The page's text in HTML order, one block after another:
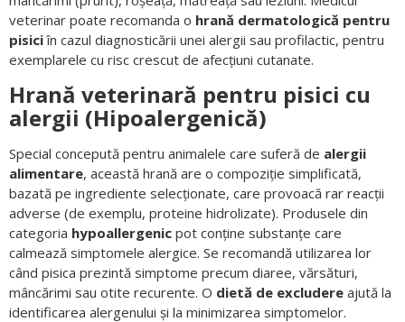
veterinar poate recomanda o hrană dermatologică pentru
pisiciîn cazul diagnosticării unei alergii sau profilactic, pentru
exemplarele cu risc crescut de afecțiuni cutanate.
Hrană veterinară pentru pisici cu
alergii (Hipoalergenică)
Special concepută pentru animalele care suferă de alergii
alimentare, această hrană are o compoziție simplificată,
bazată pe ingrediente selecționate, care provoacă rar reacții
adverse (de exemplu, proteine hidrolizate). Produsele din
categoria hypoallergenic pot conține substanțe care
calmează simptomele alergice. Se recomandă utilizarea lor
când pisica prezintă simptome precum diaree, vărsături,
mâncărimi sau otite recurente. O dietă de excludere ajută la
identificarea alergenului și la minimizarea simptomelor.